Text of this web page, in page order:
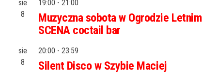
sie
8
19:00 - 21:00
Muzyczna sobota w Ogrodzie Letnim
SCENA coctail bar
sie
8
20:00 - 23:59
Silent Disco w Szybie Maciej